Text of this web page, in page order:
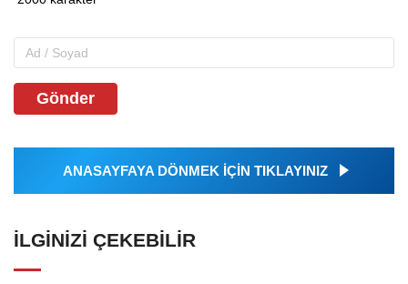
Gönder
ANASAYFAYA DÖNMEK İÇİN TIKLAYINIZ
İLGINIZI ÇEKEBILIR